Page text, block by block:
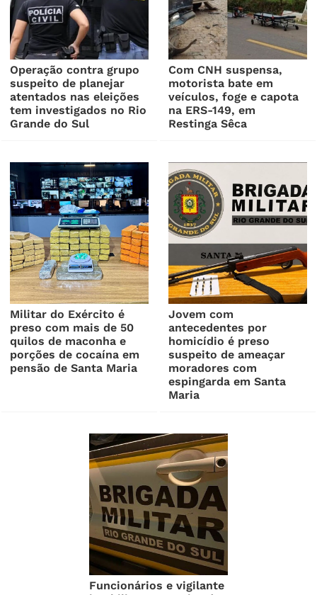
Operação contra grupo
suspeito de planejar
atentados nas eleições
tem investigados no Rio
Grande do Sul
Com CNH suspensa,
motorista bate em
veículos, foge e capota
na ERS-149, em
Restinga Sêca
Militar do Exército é
preso com mais de 50
quilos de maconha e
porções de cocaína em
pensão de Santa Maria
Jovem com
antecedentes por
homicídio é preso
suspeito de ameaçar
moradores com
espingarda em Santa
Maria
Funcionários e vigilante